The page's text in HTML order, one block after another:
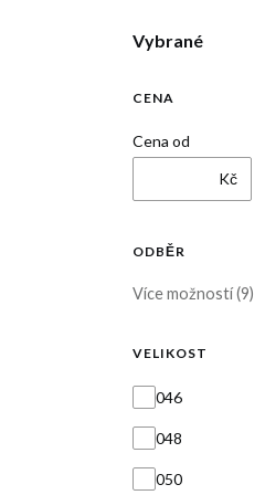
Vybrané
CENA
Cena od
Kč
ODBĚR
Odběr
Více možností (9)
VELIKOST
Velikost
046
048
050